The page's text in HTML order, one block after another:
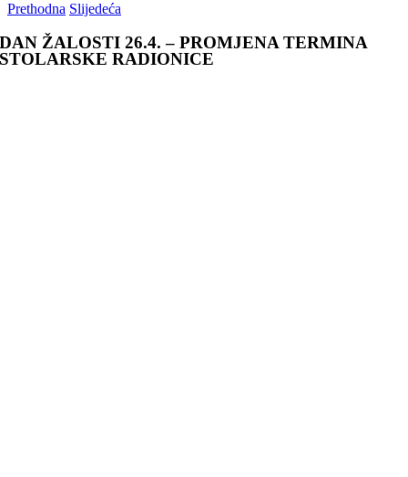
Prethodna Slijedeća
DAN ŽALOSTI 26.4. – PROMJENA TERMINA
STOLARSKE RADIONICE